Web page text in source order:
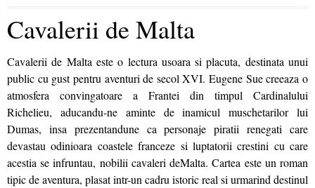
Cavalerii de Malta
Cavalerii de Malta este o lectura usoara si placuta, destinata unui
public cu gust pentru aventuri de secol XVI. Eugene Sue creeaza o
atmosfera convingatoare a Frantei din timpul Cardinalului
Richelieu, aducandu-ne aminte de inamicul muschetarilor lui
Dumas, insa prezentandune ca personaje piratii renegati care
devastau odinioara coastele franceze si luptatorii crestini cu care
acestia se infruntau, nobilii cavaleri deMalta. Cartea este un roman
tipic de aventura, plasat intr-un cadru istoric real si urmarind destinul